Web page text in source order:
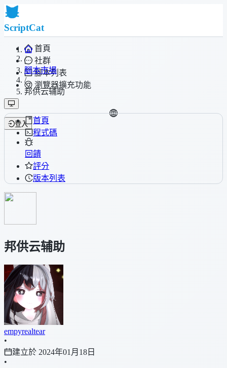
ScriptCat
首頁
社群
腳本列表
瀏覽器擴充功能
登入
/
腳本市場
/
邦供云辅助
首頁
程式碼
回饋
評分
版本列表
邦供云辅助
empyrealtear
•
建立於 2024年01月18日
•